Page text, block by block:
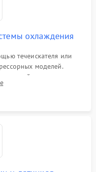
охлаждения
течеискателя или
моделей.
радиаторов и
выхода из строя.